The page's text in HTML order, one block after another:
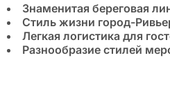
Знаменитая береговая
Стиль жизни город-
Легкая логистика для
Разнообразие стилей